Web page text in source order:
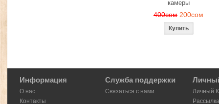
камеры
400сом 200сом
Информация
О нас
Контакты
Служба поддержки
Связаться с нами
Личный
Рассылка